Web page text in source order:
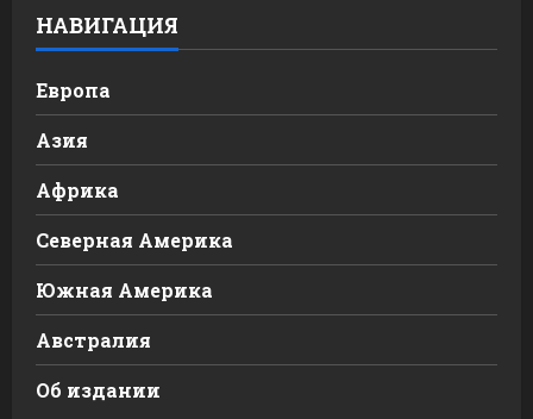
НАВИГАЦИЯ
Европа
Азия
Африка
Северная Америка
Южная Америка
Австралия
Об издании